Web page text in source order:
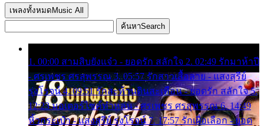
เพลงทั้งหมด Music All
ค้นหาSearch
1. 00:00 สามสิบยังแจ๋ว - ยอดรัก สลักใจ 2. 02:49 รักมาห้าปี
- ศรเพชร ศรสุพรรณ 3. 05:57 รักสาวเสื้อลาย - แสงสุรีย์
รุ่งโรจน์ 4. 09:51 รักสะท้านดินสะเทือน - ยอดรัก สลักใจ 5.
12:23 มอเตอร์ไซค์ทำหล่น - ศรเพชร ศรสุพรรณ 6. 14:49
หิ้วกระเป๋า - แสงสุรีย์ รุ่งโรจน์ 7. 17:57 รักเผื่อเลือก - ยอด